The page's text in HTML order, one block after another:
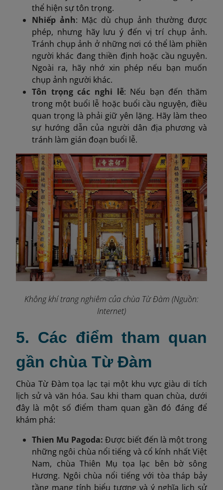
thể hiện sự tôn trọng.
Nhiếp ảnh: Mặc dù chụp ảnh thường được
phép, nhưng hãy lưu ý đến vị trí chụp ảnh.
Tránh chụp ảnh ở những nơi có thể làm phiền
người khác đang thiền định hoặc cầu nguyện.
Ngoài ra, hãy nhớ xin phép nếu bạn muốn
chụp ảnh người khác.
Tôn trọng các nghi lễ: Nếu bạn đến thăm
trong một buổi lễ hoặc buổi cầu nguyện, điều
quan trọng là phải giữ yên lặng. Hãy làm theo
sự hướng dẫn của người dân địa phương và
tránh làm gián đoạn buổi lễ.
Không khí trang nghiêm của chùa Từ Đàm (Nguồn:
Internet)
5. Các điểm tham quan
gần chùa Từ Đàm
Chùa Từ Đàm tọa lạc tại một khu vực giàu di tích
lịch sử và văn hóa. Sau khi tham quan chùa, dưới
đây là một số điểm tham quan gần đó đáng để
khám phá:
Thien Mu Pagoda: Được biết đến là một trong
những ngôi chùa nổi tiếng và cổ kính nhất Việt
Nam, chùa Thiên Mụ tọa lạc bên bờ sông
Hương. Ngôi chùa nổi tiếng với tòa tháp bảy
tầng mang tính biểu tượng và ý nghĩa lịch sử